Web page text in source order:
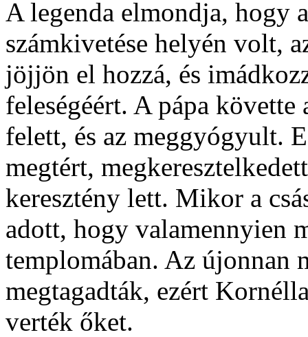
A legenda elmondja, hogy
számkivetése helyén volt,
jöjjön el hozzá, és
feleségéért. A pápa
felett, és az meggyógyult.
megtért,
keresztény lett. Mikor a
adott, hogy valamennyien
templomában. Az újonnan
megtagadták, ezért
verték őket.